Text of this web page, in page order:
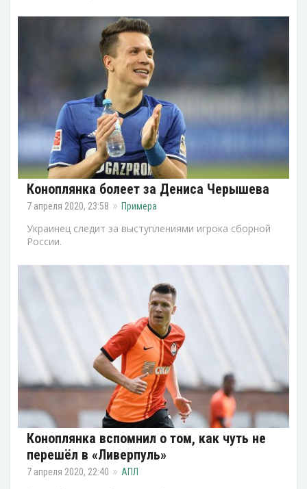
Коноплянка болеет за Дениса Черышева
7 апреля 2020, 23:58 Примера
Украинец следит за выступлениями игрока сборной
России.
Коноплянка вспомнил о том, как чуть не
перешёл в «Ливерпуль»
7 апреля 2020, 22:40 АПЛ